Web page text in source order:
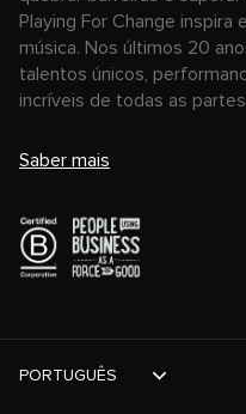
Playing For Change
música. Nos últimos 20
talentos únicos,
incríveis de todas as
Saber mais
PORTUGUÊS